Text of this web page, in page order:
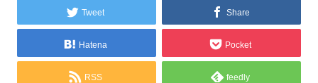
Tweet Share
Hatena Pocket
RSS feedly